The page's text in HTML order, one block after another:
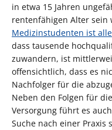
in etwa 15 Jahren
rentenfähigen Alter sein
Medizinstudenten ist
dass tausende
zuwandern, ist
offensichtlich, dass es
Nachfolger für die
Neben den Folgen für
Versorgung führt es
Suche nach einer Praxis